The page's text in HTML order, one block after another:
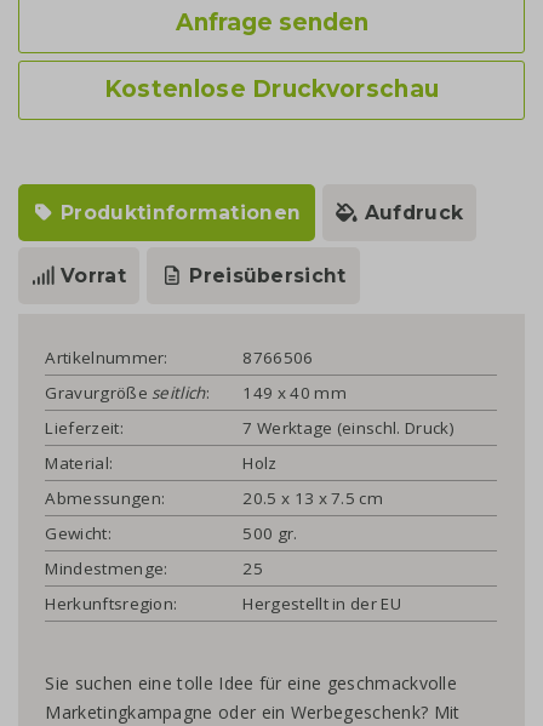
Anfrage senden
Kostenlose Druckvorschau
Produktinformationen Aufdruck
Vorrat Preisübersicht
Artikelnummer:
8766506
Gravurgröße seitlich:
149 x 40 mm
Lieferzeit:
7 Werktage (einschl. Druck)
Material:
Holz
Abmessungen:
20.5 x 13 x 7.5 cm
Gewicht:
500 gr.
Mindestmenge:
25
Herkunftsregion:
Hergestellt in der EU
Sie suchen eine tolle Idee für eine geschmackvolle
Marketingkampagne oder ein Werbegeschenk? Mit